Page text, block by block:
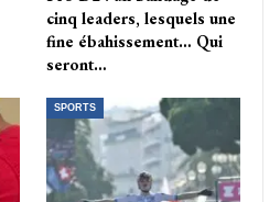
cinq leaders, lesquels une
fine ébahissement… Qui
seront…
SPORTS